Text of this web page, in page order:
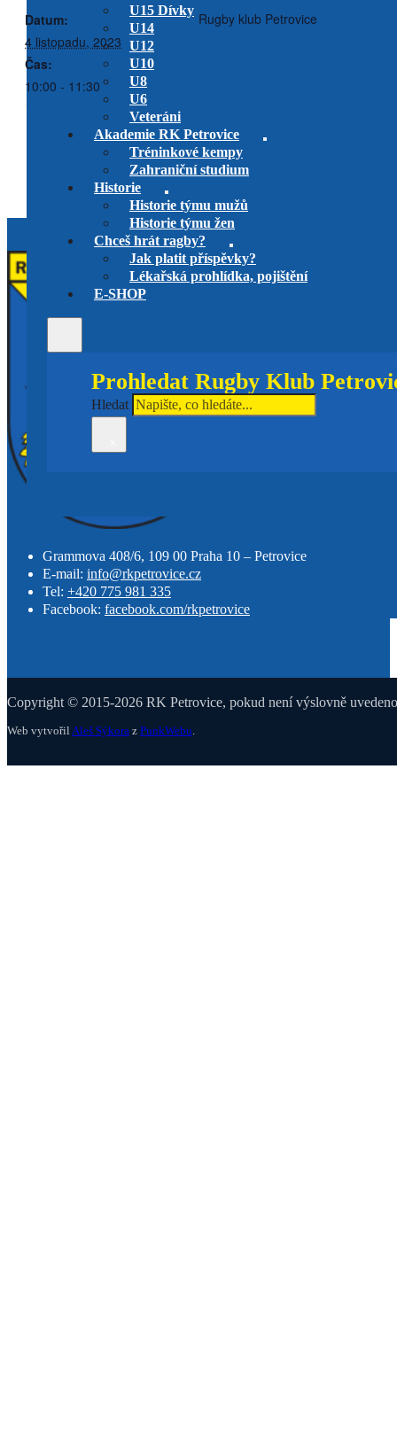
U15 Dívky
U14
U12
U10
U8
U6
Veteráni
Akademie RK Petrovice
Tréninkové kempy
Zahraniční studium
Historie
Historie týmu mužů
Historie týmu žen
Chceš hrát ragby?
Jak platit příspěvky?
Lékařská prohlídka, pojištění
E-SHOP
Prohledat Rugby Klub
Hledat
Datum:
4 listopadu, 2023
Čas:
10:00 - 11:30
Rugby klub Petrovice
PYRF/PICO CUP
U18 – spol. SLA/PET x spol.
Sparta/Přelouč
Grammova 408/6, 109 00 Praha 10 – Petrovice
E-mail: info@rkpetrovice.cz
Tel: +420 775 981 335
Facebook: facebook.com/rkpetrovice
Copyright © 2015-2026 RK Petrovice, pokud není výslovně
Web vytvořil Aleš Sýkora z PunkWebu